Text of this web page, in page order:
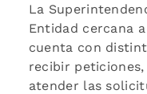
La
Entidad cercana
cuenta con
recibir
atender las